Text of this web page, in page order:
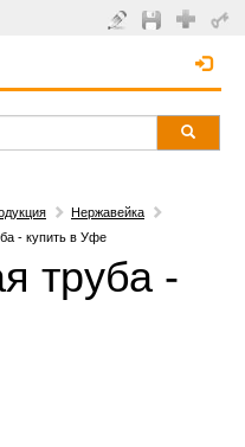
Нержавейка
- купить в Уфе
труба -